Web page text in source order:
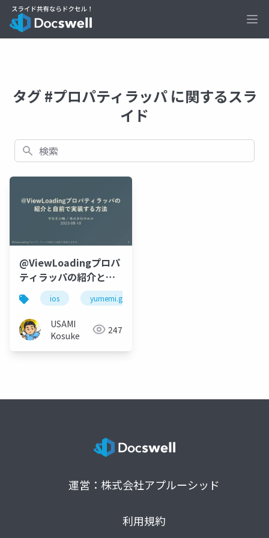
タグ #プロパティラッパ に関するスラ
イド
検索
@ViewLoadingプロパ
ティラッパの紹介と自
前で実装する方法
ios yumemi.grow
USAMI
Kosuke
247
運営：株式会社アプルーシッド
利用規約